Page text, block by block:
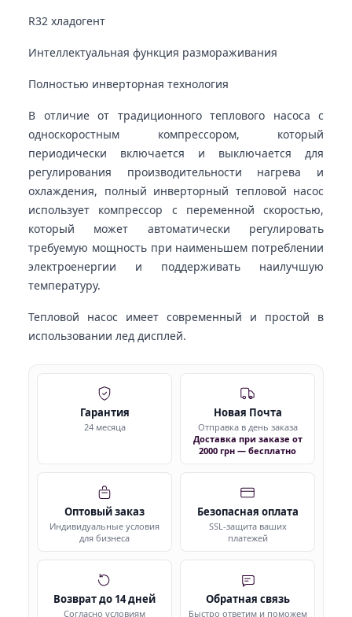
R32 хладогент
Интеллектуальная функция размораживания
Полностью инверторная технология
В отличие от традиционного теплового насоса с
односкоростным компрессором, который
периодически включается и выключается для
регулирования производительности нагрева и
охлаждения, полный инверторный тепловой насос
использует компрессор с переменной скоростью,
который может автоматически регулировать
требуемую мощность при наименьшем потреблении
электроенергии и поддерживать наилучшую
температуру.
Тепловой насос имеет современный и простой в
использовании лед дисплей.
Гарантия
24 месяца
Новая Почта
Отправка в день заказа
Доставка при заказе от
2000 грн — бесплатно
Оптовый заказ
Индивидуальные условия
для бизнеса
Безопасная оплата
SSL-защита ваших
платежей
Возврат до 14 дней
Согласно условиям
Обратная связь
Быстро ответим и поможем